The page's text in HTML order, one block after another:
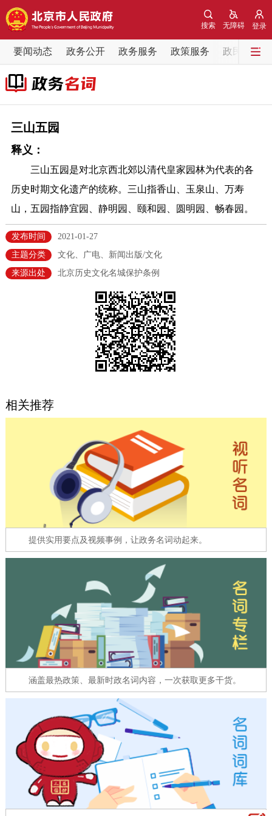
登录
无障碍
搜索
要闻动态 政务公开 政务服务 政策服务 政民互动
要闻动态
党中央精神
各区热点
政务公开
市领导 机构职能 政策服务
政策兑现 政策解读
法人服务
12345网上接诉即办 我要咨询 我要建议
在线访谈
走进北京
十六区概览 人文北京
绿色北京 图说北京 视频北京
多语种
ENGLISH 한국어 日本語
DEUTSCH FRANÇAIS РУССКИЙ ЯЗЫК
ESPAÑOL PORTUGUÊS
ITALIANO
三山五园
释义：
三山五园是对北京西北郊以清代皇家园林为代表的各
历史时期文化遗产的统称。三山指香山、玉泉山、万寿
山，五园指静宜园、静明园、颐和园、圆明园、畅春园。
发布时间
2021-01-27
主题分类
文化、广电、新闻出版/文化
来源出处
北京历史文化名城保护条例
相关推荐
提供实用要点及视频事例，让政务名词动起来。
涵盖最热政策、最新时政名词内容，一次获取更多干货。